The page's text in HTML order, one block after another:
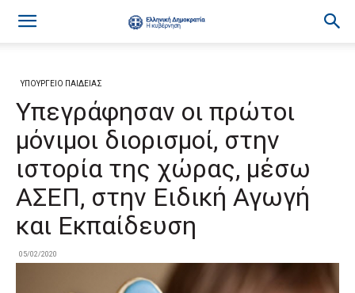
ΥΠΟΥΡΓΕΙΟ ΠΑΙΔΕΙΑΣ
Υπεγράφησαν οι πρώτοι
μόνιμοι διορισμοί, στην
ιστορία της χώρας, μέσω
ΑΣΕΠ, στην Ειδική Αγωγή
και Εκπαίδευση
05/02/2020